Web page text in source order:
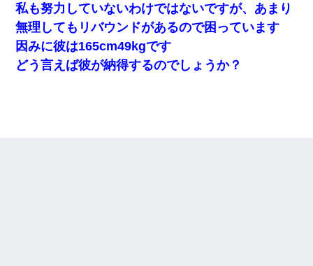
私も努力していないわけではないですが、あまり
無理してもリバウンドがあるので困っています
因みに彼は165cm49kgです
どう言えば彼が納得するのでしょうか？